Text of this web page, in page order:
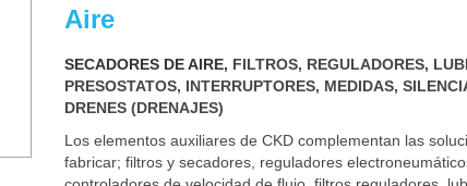
Aire
SECADORES DE AIRE, FILTROS, REGULADORES,
PRESOSTATOS, INTERRUPTORES, MEDIDAS,
DRENES (DRENAJES)
Los elementos auxiliares de CKD complementan las
fabricar; filtros y secadores, reguladores